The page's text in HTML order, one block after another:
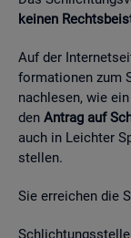
kei­nen
Auf der
for­ma­tio­nen zum
nach­le­sen, wie
den An­trag auf
auch in Leich­ter
stel­len.
Sie er­rei­chen die